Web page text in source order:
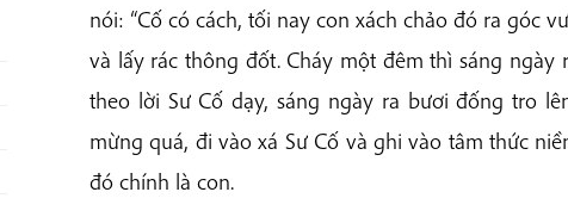
nói: “Cố có cách, tối nay con xách chảo đó ra góc
và lấy rác thông đốt. Cháy một đêm thì sáng ngày
theo lời Sư Cố dạy, sáng ngày ra bươi đống tro
mừng quá, đi vào xá Sư Cố và ghi vào tâm thức
đó chính là con.